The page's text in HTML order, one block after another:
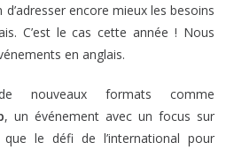
encore mieux les besoins
C’est le cas cette année ! Nous
en anglais.
nouveaux formats comme
, un événement avec un focus sur
que le défi de l’international pour